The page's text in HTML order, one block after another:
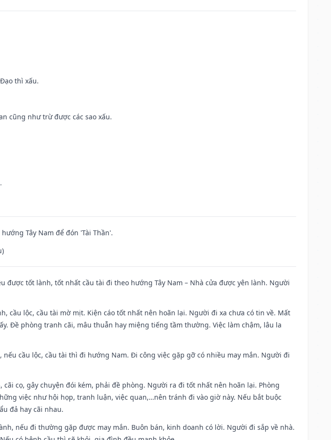
thì xấu.
cũng như trừ được các sao xấu.
Tây Nam để đón 'Tài Thần'.
được tốt lành, tốt nhất cầu tài đi theo hướng Tây Nam – Nhà cửa được yên lành. Người
cầu lộc, cầu tài mờ mịt. Kiện cáo tốt nhất nên hoãn lại. Người đi xa chưa có tin về. Mất
Đề phòng tranh cãi, mâu thuẫn hay miệng tiếng tầm thường. Việc làm chậm, lâu la
nếu cầu lộc, cầu tài thì đi hướng Nam. Đi công việc gặp gỡ có nhiều may mắn. Người đi
cãi cọ, gây chuyện đói kém, phải đề phòng. Người ra đi tốt nhất nên hoãn lại. Phòng
việc như hội họp, tranh luận, việc quan,…nên tránh đi vào giờ này. Nếu bắt buộc
đả hay cãi nhau.
nếu đi thường gặp được may mắn. Buôn bán, kinh doanh có lời. Người đi sắp về nhà.